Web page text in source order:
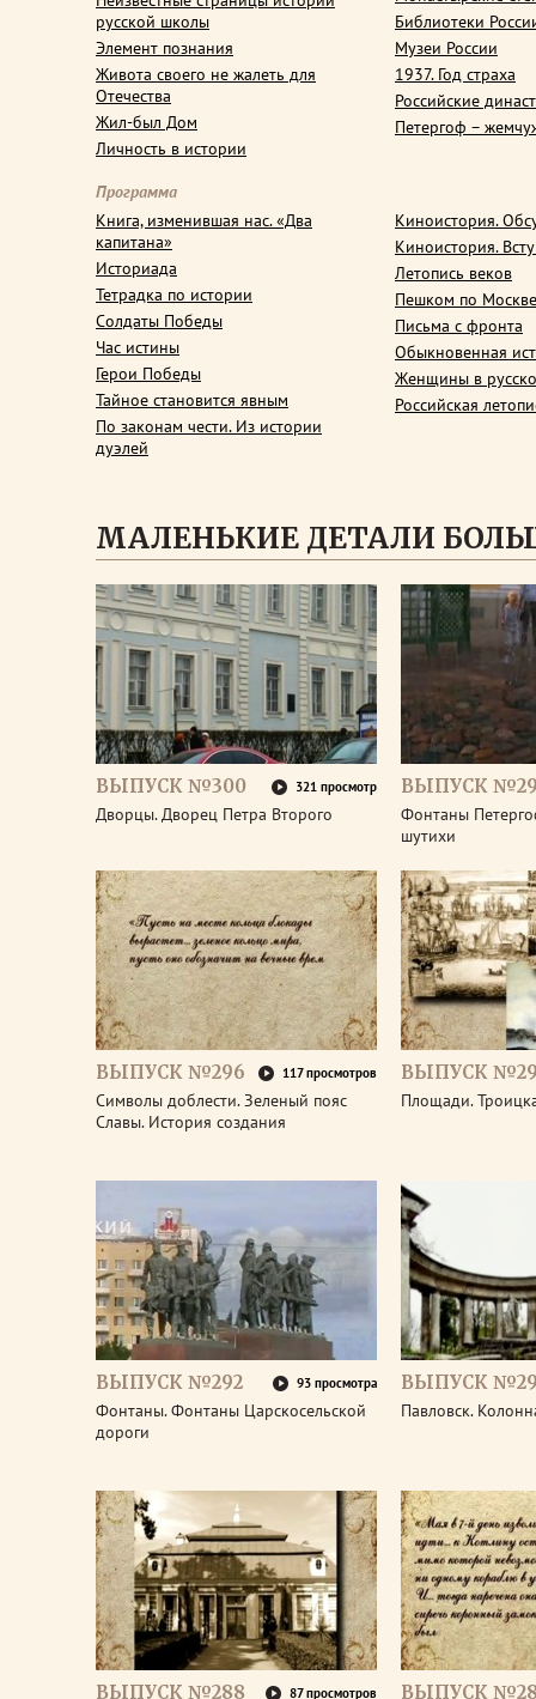
русской школы
Элемент познания
Живота своего не жалеть для
Отечества
Жил-был Дом
Личность в истории
Библиотеки
Музеи России
1937. Год страха
Российские
Петергоф –
Программа
Книга, изменившая нас. «Два
капитана»
Историада
Тетрадка по истории
Солдаты Победы
Час истины
Герои Победы
Тайное становится явным
По законам чести. Из истории
дуэлей
Киноистория.
Киноистория.
Летопись веков
Пешком по Москве
Письма с фронта
Обыкновенная
Женщины в
Российская
МАЛЕНЬКИЕ ДЕТАЛИ
ВЫПУСК №300 321 просмотр
Дворцы. Дворец Петра Второго
ВЫПУСК
Фонтаны
шутихи
ВЫПУСК №296 117 просмотров
Символы доблести. Зеленый пояс
Славы. История создания
ВЫПУСК
Площади.
ВЫПУСК №292 93 просмотра
Фонтаны. Фонтаны Царскосельской
дороги
ВЫПУСК
Павловск.
ВЫПУСК №288 87 просмотров ВЫПУСК